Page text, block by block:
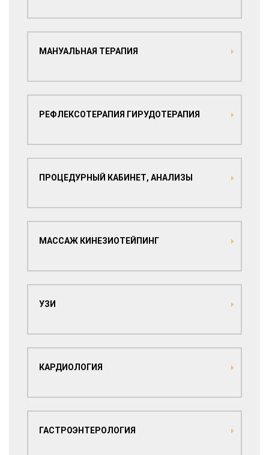
МАНУАЛЬНАЯ ТЕРАПИЯ
РЕФЛЕКСОТЕРАПИЯ ГИРУДОТЕРАПИЯ
ПРОЦЕДУРНЫЙ КАБИНЕТ, АНАЛИЗЫ
МАССАЖ КИНЕЗИОТЕЙПИНГ
УЗИ
КАРДИОЛОГИЯ
ГАСТРОЭНТЕРОЛОГИЯ